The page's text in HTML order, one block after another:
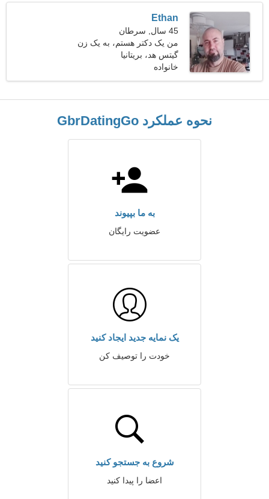
Ethan
45 سال, سرطان
من یک دکتر هستم، به یک زن
زیبا نیاز دارم
گیتس هد، بریتانیا
خانواده
نحوه عملکرد GbrDatingGo
به ما بپیوند
عضویت رایگان
یک نمایه جدید ایجاد کنید
خودت را توصیف کن
شروع به جستجو کنید
اعضا را پیدا کنید